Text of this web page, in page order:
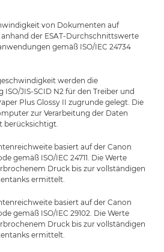
von Dokumenten auf
der ESAT-Durchschnittswerte
gemäß ISO/IEC 24734
werden die
ISO/JIS-SCID N2 für den Treiber und
Plus Glossy II zugrunde gelegt. Die
zur Verarbeitung der Daten
berücksichtigt.
basiert auf der Canon
gemäß ISO/IEC 24711. Die Werte
Druck bis zur vollständigen
ermittelt.
basiert auf der Canon
gemäß ISO/IEC 29102. Die Werte
Druck bis zur vollständigen
ermittelt.